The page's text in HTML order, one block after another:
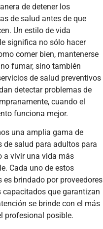
de detener los
de salud antes de que
Un estilo de vida
significa no sólo hacer
comer bien, mantenerse
fumar, sino también
de salud preventivos
detectar problemas de
cuando el
funciona mejor.
una amplia gama de
de salud para adultos para
a vivir una vida más
Cada uno de estos
es brindado por proveedores
capacitados que garantizan
se brinde con el más
profesional posible.